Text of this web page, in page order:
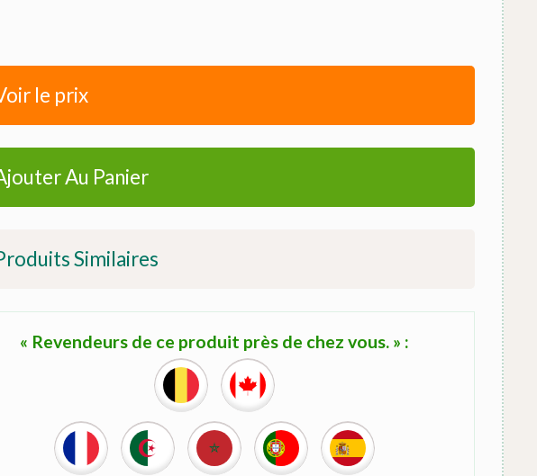
le prix
Au Panier
Similaires
« Revendeurs de ce produit près de chez vous. » :